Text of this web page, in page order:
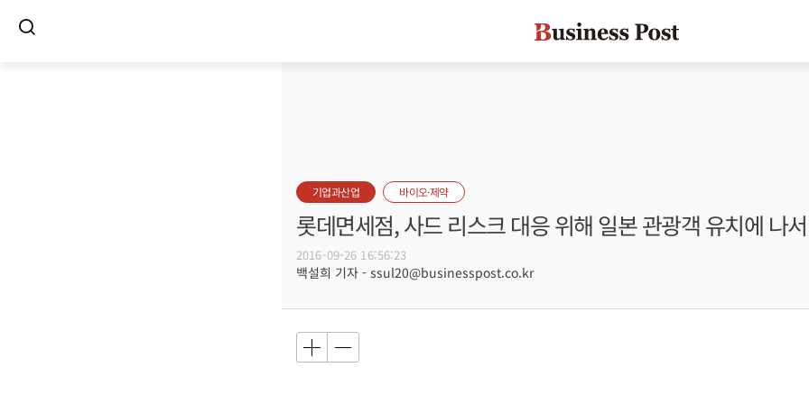
기업과산업 바이오·제약
롯데면세점, 사드 리스크 대응 위해 일본 관광객 유치에 나서
2016-09-26 16:56:23
백설희 기자 - ssul20@businesspost.co.kr